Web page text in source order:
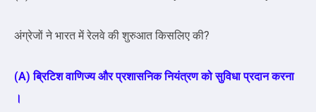
अंग्रेजों ने भारत में रेलवे की शुरुआत किसलिए की?
(A) ब्रिटिश वाणिज्य और प्रशासनिक नियंत्रण को सुविधा प्रदान करना
।